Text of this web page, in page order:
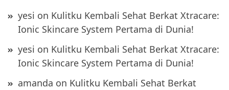
yesi on Kulitku Kembali Sehat Berkat Xtracare:
Ionic Skincare System Pertama di Dunia!
yesi on Kulitku Kembali Sehat Berkat Xtracare:
Ionic Skincare System Pertama di Dunia!
amanda on Kulitku Kembali Sehat Berkat